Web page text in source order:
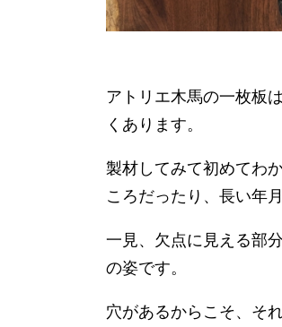
アトリエ木馬の一枚板
くあります。
製材してみて初めてわ
ころだったり、長い年
一見、欠点に見える部
の姿です。
穴があるからこそ、そ